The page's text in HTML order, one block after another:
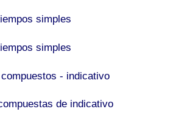
simples
simples
- indicativo
de indicativo